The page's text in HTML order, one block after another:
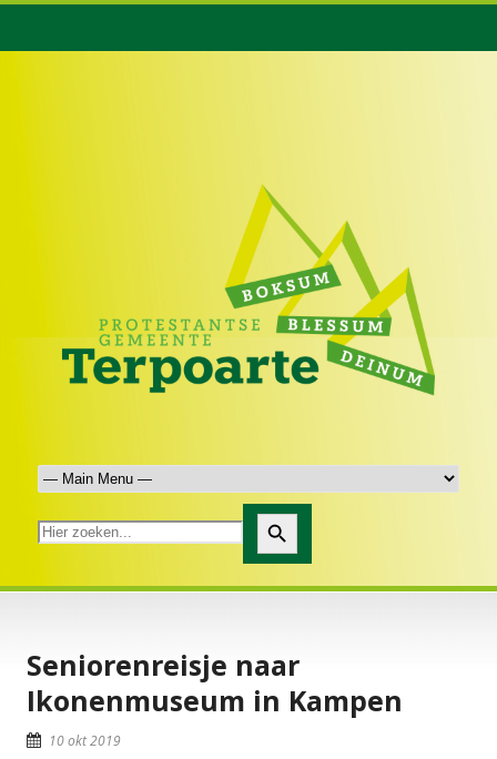
Zoekknop
Seniorenreisje naar
Ikonenmuseum in Kampen
10 okt 2019